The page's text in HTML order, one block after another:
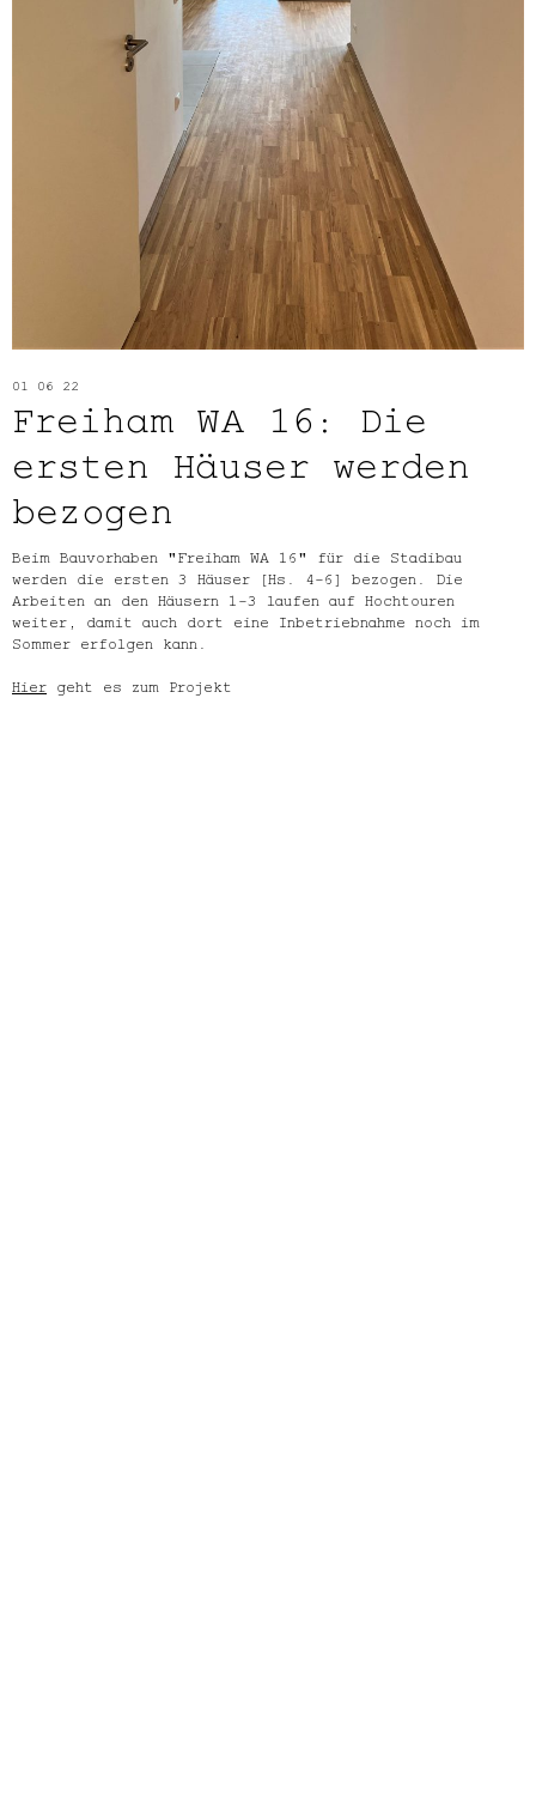
01 06 22
Freiham WA 16: Die
ersten Häuser werden
bezogen
Beim Bauvorhaben "Freiham WA 16" für die Stadibau
werden die ersten 3 Häuser (Hs. 4-6) bezogen. Die
Arbeiten an den Häusern 1-3 laufen auf Hochtouren
weiter, damit auch dort eine Inbetriebnahme noch im
Sommer erfolgen kann.
Hier geht es zum Projekt